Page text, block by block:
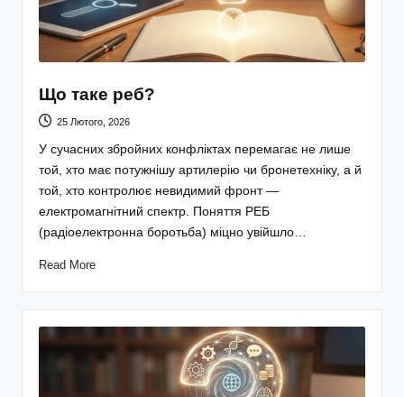
Що таке реб?
25 Лютого, 2026
У сучасних збройних конфліктах перемагає не лише
той, хто має потужнішу артилерію чи бронетехніку, а й
той, хто контролює невидимий фронт —
електромагнітний спектр. Поняття РЕБ
(радіоелектронна боротьба) міцно увійшло…
Read More